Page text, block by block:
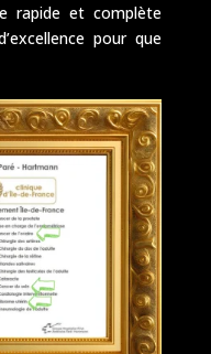
rapide et complète
pour que